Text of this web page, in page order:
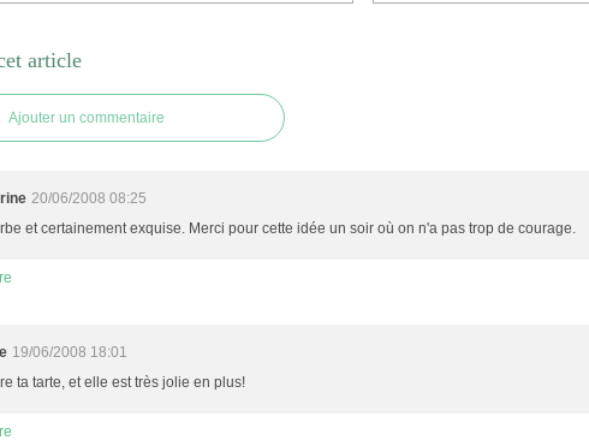
article
Ajouter un commentaire
20/06/2008 08:25
et certainement exquise. Merci pour cette idée un soir où on n'a pas trop de courage.
19/06/2008 18:01
ta tarte, et elle est très jolie en plus!